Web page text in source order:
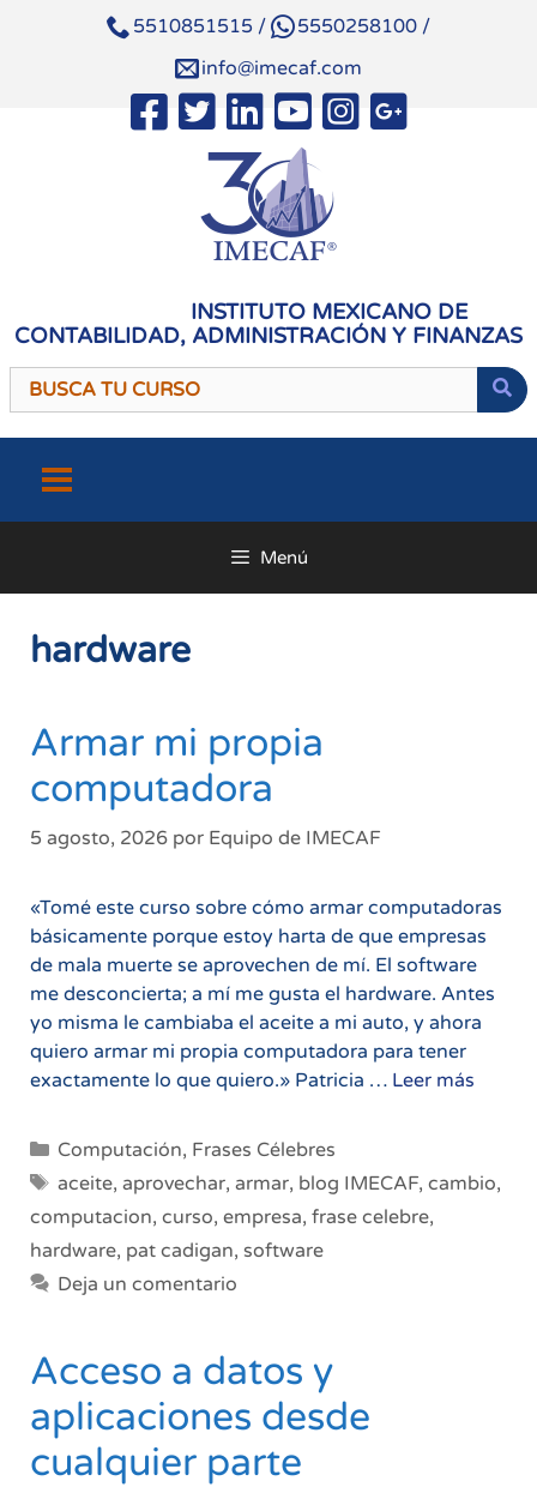
5510851515 / 5550258100 /
info@imecaf.com
INSTITUTO MEXICANO DE
CONTABILIDAD, ADMINISTRACIÓN Y FINANZAS
contenido
Menú
hardware
Armar mi propia
computadora
5 agosto, 2026 por Equipo de IMECAF
«Tomé este curso sobre cómo armar computadoras
básicamente porque estoy harta de que empresas
de mala muerte se aprovechen de mí. El software
me desconcierta; a mí me gusta el hardware. Antes
yo misma le cambiaba el aceite a mi auto, y ahora
quiero armar mi propia computadora para tener
exactamente lo que quiero.» Patricia … Leer más
Categorías
Computación, Frases Célebres
Etiquetas
aceite, aprovechar, armar, blog IMECAF, cambio,
computacion, curso, empresa, frase celebre,
hardware, pat cadigan, software
Deja un comentario
Acceso a datos y
aplicaciones desde
cualquier parte